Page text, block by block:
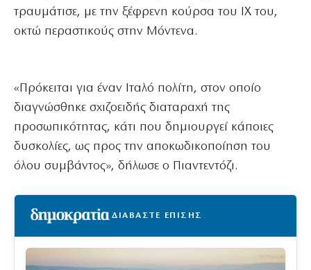
τραυμάτισε, με την ξέφρενη κούρσα του ΙΧ του,
οκτώ περαστικούς στην Μόντενα.
«Πρόκειται για έναν Ιταλό πολίτη, στον οποίο
διαγνώσθηκε σχιζοειδής διαταραχή της
προσωπικότητας, κάτι που δημιουργεί κάποιες
δυσκολίες, ως προς την αποκωδικοποίηση του
όλου συμβάντος», δήλωσε ο Πιαντεντόζι.
ΔΙΑΒΑΣΤΕ ΕΠΙΣΗΣ